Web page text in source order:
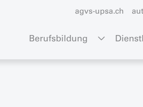
agvs-upsa.ch
Berufsbildung